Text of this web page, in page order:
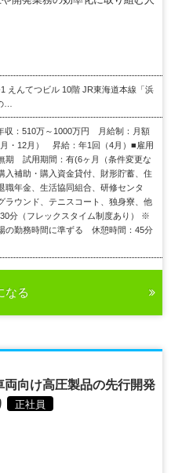
えんてつビル 10階 JR東海道本線「浜
…
収：510万～1000万円 月給制：月額
・12月） 昇給：年1回（4月）■雇用
期 試用期間：有(6ヶ月（条件変更な
入補助・購入資金貸付、財形貯蓄、住
職年金、生活協同組合、研修センタ
ラウンド、テニスコート、独身寮、他
分（フレックスタイム制度あり） ※
の勤務時間に準ずる 休憩時間：45分
なる
両向け高圧製品の先行開発
正社員